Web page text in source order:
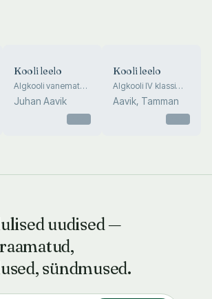
Kooli leelo
Algkooli vanemate
klasside lauluvara
Juhan Aavik
Kooli leelo
Algkooli IV klassi
lauluvara ühes
noodiõpetuse ja
Aavik, Tamman
uudised —
sündmused.